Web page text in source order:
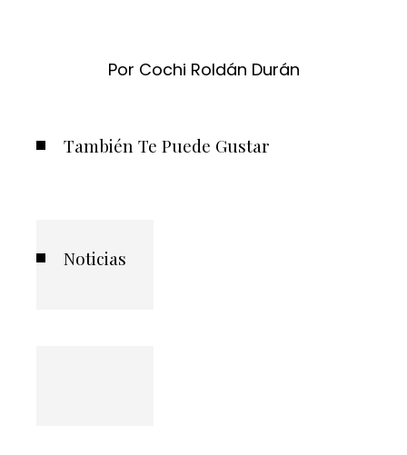
Por Cochi Roldán Durán
También Te Puede Gustar
Noticias